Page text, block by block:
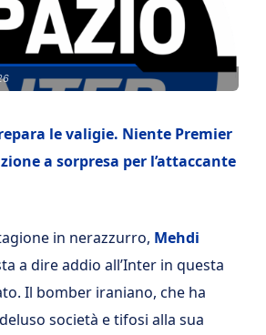
le valigie. Niente Premier
a sorpresa per l’attaccante
in nerazzurro, Mehdi
a dire addio all’Inter in questa
Il bomber iraniano, che ha
società e tifosi alla sua